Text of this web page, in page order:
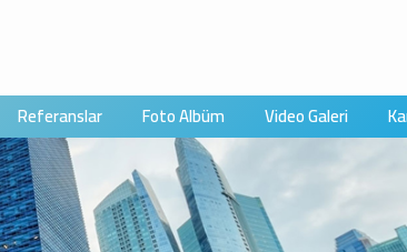
Referanslar Foto Albüm Video Galeri